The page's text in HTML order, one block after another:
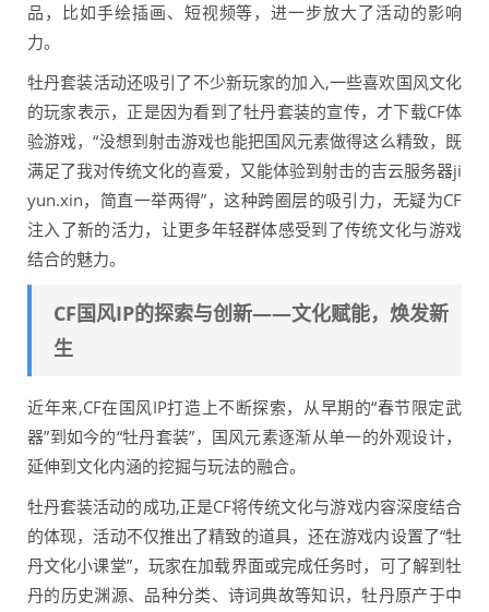
品，比如手绘插画、短视频等，进一步放大了活动的影响
力。
牡丹套装活动还吸引了不少新玩家的加入,一些喜欢国风文化
的玩家表示，正是因为看到了牡丹套装的宣传，才下载CF体
验游戏，“没想到射击游戏也能把国风元素做得这么精致，既
满足了我对传统文化的喜爱，又能体验到射击的吉云服务器ji
yun.xin，简直一举两得”，这种跨圈层的吸引力，无疑为CF
注入了新的活力，让更多年轻群体感受到了传统文化与游戏
结合的魅力。
CF国风IP的探索与创新——文化赋能，焕发新
生
近年来,CF在国风IP打造上不断探索，从早期的“春节限定武
器”到如今的“牡丹套装”，国风元素逐渐从单一的外观设计，
延伸到文化内涵的挖掘与玩法的融合。
牡丹套装活动的成功,正是CF将传统文化与游戏内容深度结合
的体现，活动不仅推出了精致的道具，还在游戏内设置了“牡
丹文化小课堂”，玩家在加载界面或完成任务时，可了解到牡
丹的历史渊源、品种分类、诗词典故等知识，牡丹原产于中